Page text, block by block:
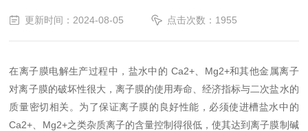
更新时间：2024-08-05 点击次数：1955
在离子膜电解生产过程中，盐水中的 Ca2+、Mg2+和其他金属离子
对离子膜的破坏性很大，离子膜的使用寿命、经济指标与二次盐水的
质量密切相关。为了保证离子膜的良好性能，必须使进槽盐水中的
Ca2+、Mg2+之类杂质离子的含量控制得很低，使其达到离子膜制碱